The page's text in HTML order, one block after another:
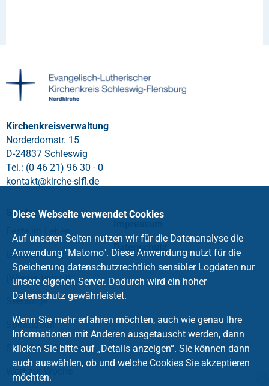
Kirchenkreisverwaltung
Norderdomstr. 15
D-24837 Schleswig
Tel.: (0 46 21) 96 30 - 0
kontakt@kirche-slfl.de
Service
Gottesdienste
(Wieder-)eintritt
Seelsorge
Spiritualität
Stille & Meditation
Wort zur Woche
Datenschutz
Diese Webseite verwendet Cookies
Auf unseren Seiten nutzen wir für die Datenanalyse die
Anwendung "Matomo". Diese Anwendung nutzt für die
Speicherung datenschutzrechtlich sensibler Logdaten nur
unsere eigenen Server. Dadurch wird ein hoher
Datenschutz gewährleistet.
Wenn Sie mehr erfahren möchten, auch wie genau Ihre
Informationen mit Anderen ausgetauscht werden, dann
klicken Sie bitte auf „Details anzeigen“. Sie können dann
auch auswählen, ob und welche Cookies Sie akzeptieren
möchten.